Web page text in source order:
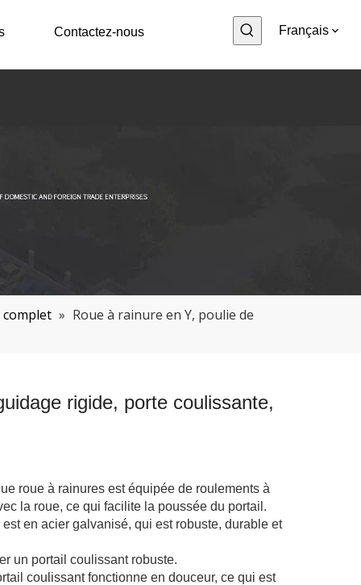
Contactez-nous Français
» Roue à rainure en Y, poulie de
rigide, porte coulissante,
roue à rainures est équipée de roulements à
la roue, ce qui facilite la poussée du portail.
en acier galvanisé, qui est robuste, durable et
un portail coulissant robuste.
coulissant fonctionne en douceur, ce qui est